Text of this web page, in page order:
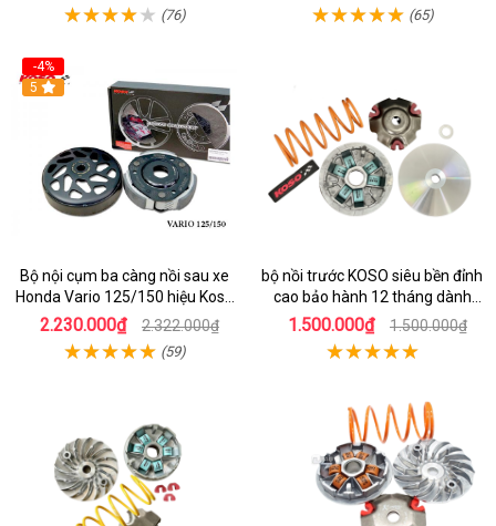
(76) (65)
-4%
5
Bộ nội cụm ba càng nồi sau xe
Honda Vario 125/150 hiệu Koso
Đài Loan
2.230.000₫ 2.322.000₫
(59)
bộ nồi trước KOSO siêu bền đỉnh
cao bảo hành 12 tháng dành
cho xe Air Blade 160
1.500.000₫ 1.500.000₫